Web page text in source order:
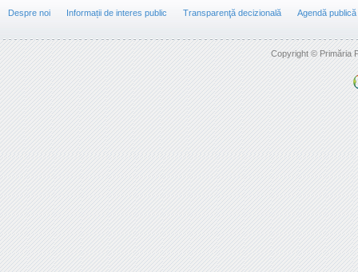
Despre noi Informații de interes public Transparenţă decizională Agendă publică
Copyright © Primăria